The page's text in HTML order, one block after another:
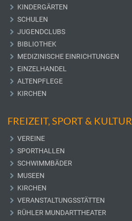
KINDERGÄRTEN
SCHULEN
JUGENDCLUBS
BIBLIOTHEK
MEDIZINISCHE EINRICHTUNGEN
EINZELHANDEL
ALTENPFLEGE
KIRCHEN
FREIZEIT, SPORT & KULTUR
VEREINE
SPORTHALLEN
SCHWIMMBÄDER
MUSEEN
KIRCHEN
VERANSTALTUNGSSTÄTTEN
RÜHLER MUNDARTTHEATER